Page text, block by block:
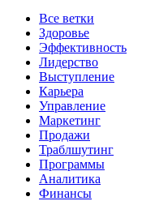
Все ветки
Здоровье
Эффективность
Лидерство
Выступление
Карьера
Управление
Маркетинг
Продажи
Траблшутинг
Программы
Аналитика
Финансы